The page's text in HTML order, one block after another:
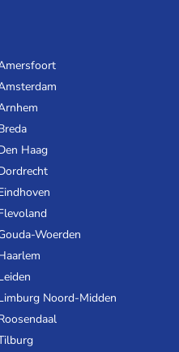
Haag
Woerden
Noord-Midden